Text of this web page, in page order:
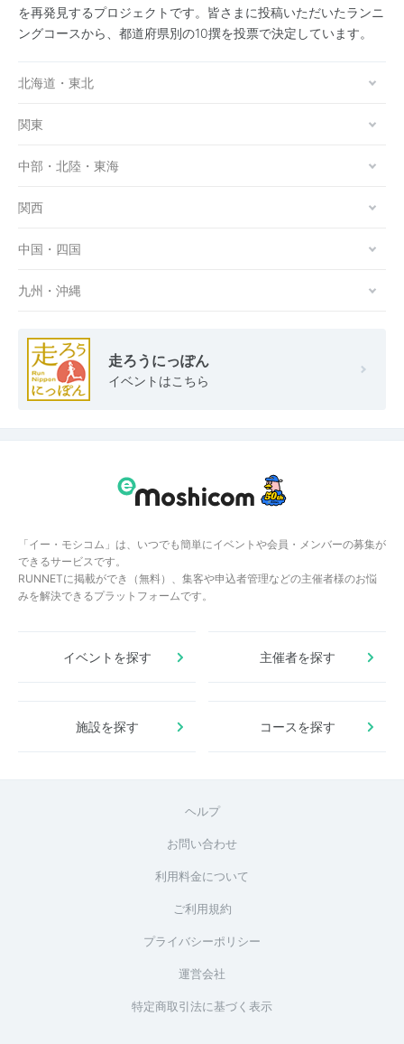
を再発見するプロジェクトです。皆さまに投稿いただいたランニ
ングコースから、都道府県別の10撰を投票で決定しています。
北海道・東北
関東
中部・北陸・東海
関西
中国・四国
九州・沖縄
走ろうにっぽん
イベントはこちら
「イー・モシコム」は、いつでも簡単にイベントや会員・メンバーの募集が
できるサービスです。
RUNNETに掲載ができ（無料）、集客や申込者管理などの主催者様のお悩
みを解決できるプラットフォームです。
イベントを探す 主催者を探す
施設を探す コースを探す
ヘルプ
お問い合わせ
利用料金について
ご利用規約
プライバシーポリシー
運営会社
特定商取引法に基づく表示